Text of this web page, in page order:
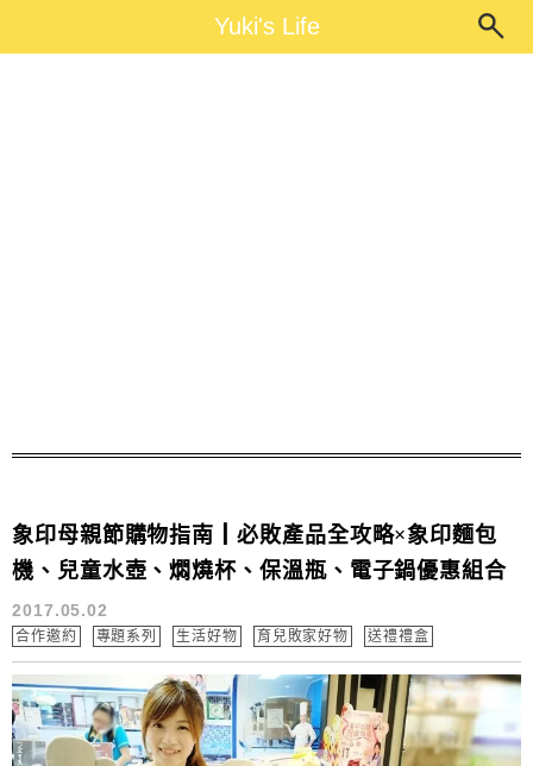
Yuki's LifeYuki's Life
象印母親節購物指南┃必敗產品全攻略×象印麵包
機、兒童水壺、燜燒杯、保溫瓶、電子鍋優惠組合
2017.05.02
合作邀約 專題系列 生活好物 育兒敗家好物 送禮禮盒